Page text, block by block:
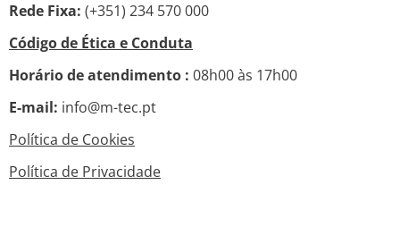
Rede Fixa: (+351) 234 570 000
Código de Ética e Conduta
Horário de atendimento : 08h00 às 17h00
E-mail: info@m-tec.pt
Política de Cookies
Política de Privacidade